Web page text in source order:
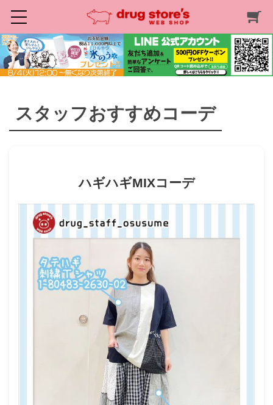
スタッフおすすめコーデ
ハギハギMIXコーデ